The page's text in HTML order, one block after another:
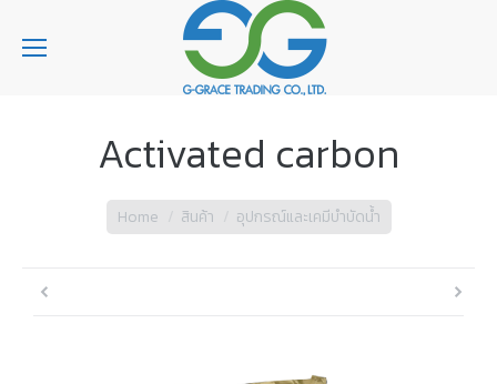
Activated carbon
You are here:
Home สินค้า อุปกรณ์และเคมีบำบัดน้ำ